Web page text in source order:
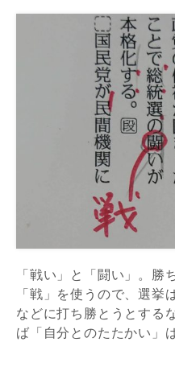
「戦い」と「闘い」。勝
「戦」を使うので、選
などに打ち勝とうとする
ば「自分とのたたかい」